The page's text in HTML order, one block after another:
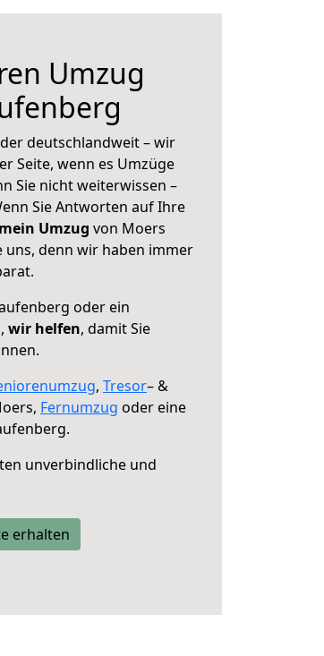
Umzug
deutschlandweit – wir
Seite, wenn es Umzüge
Sie nicht weiterwissen –
Sie Antworten auf Ihre
Umzug von Moers
uns, denn wir haben immer
oder ein
wir helfen, damit Sie
, Tresor– &
Fernumzug oder eine
unverbindliche und
erhalten